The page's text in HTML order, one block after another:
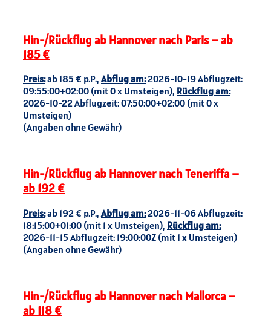
Hin-/Rückflug ab Hannover nach Paris – ab
185 €
Preis:ab 185 € p.P.,Abflug am:2026-10-19 Abflugzeit:
09:55:00+02:00 (mit 0 x Umsteigen), Rückflug am:
2026-10-22 Abflugzeit: 07:50:00+02:00 (mit 0 x
Umsteigen)
(Angaben ohne Gewähr)
Hin-/Rückflug ab Hannover nach Teneriffa –
ab 192 €
Preis:ab 192 € p.P., Abflug am:2026-11-06 Abflugzeit:
18:15:00+01:00 (mit 1 x Umsteigen), Rückflug am:
2026-11-15 Abflugzeit: 19:00:00Z (mit 1 x Umsteigen)
(Angaben ohne Gewähr)
Hin-/Rückflug ab Hannover nach Mallorca –
ab 118 €